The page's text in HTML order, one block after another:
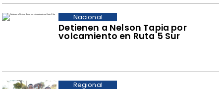
Detienen a Nelson Tapia por
volcamiento en Ruta 5 Sur
Nacional
Regional